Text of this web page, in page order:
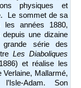
physiques et
Le sommet de sa
années 1880,
depuis une dizaine
série des
Les Diaboliques
et réalise les
Mallarmé,
Adam. Son